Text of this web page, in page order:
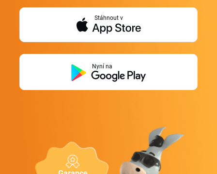
Stáhnout v
Nyní na